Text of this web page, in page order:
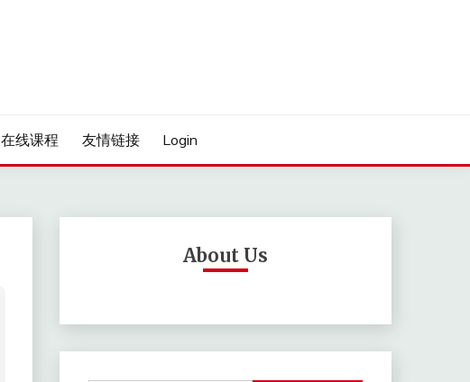
在线课程 友情链接 Login
About Us